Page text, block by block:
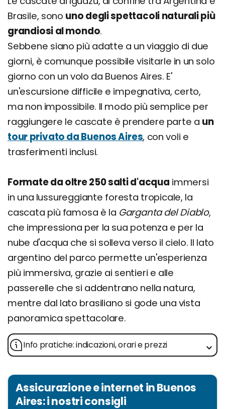
Brasile, sono uno degli spettacoli naturali più
grandiosi al mondo.
Sebbene siano più adatte a un viaggio di due
giorni, è comunque possibile visitarle in un solo
giorno con un volo da Buenos Aires. E'
un'escursione difficile e impegnativa, certo,
ma non impossibile. Il modo più semplice per
raggiungere le cascate è prendere parte a un
tour privato da Buenos Aires, con voli e
trasferimenti inclusi.
Formate da oltre 250 salti d'acqua immersi
in una lussureggiante foresta tropicale, la
cascata più famosa è la Garganta del Diablo,
che impressiona per la sua potenza e per la
nube d'acqua che si solleva verso il cielo. Il lato
argentino del parco permette un'esperienza
più immersiva, grazie ai sentieri e alle
passerelle che si addentrano nella natura,
mentre dal lato brasiliano si gode una vista
panoramica spettacolare.
Info pratiche: indicazioni, orari e prezzi
Assicurazione e internet in Buenos
Aires: i nostri consigli